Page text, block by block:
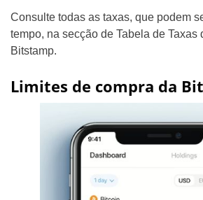
Consulte todas as taxas, que podem
tempo, na secção de Tabela de Taxas
Bitstamp.
Limites de compra da